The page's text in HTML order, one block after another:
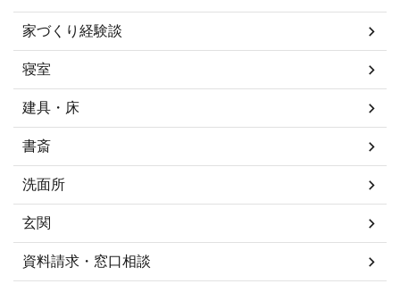
家づくり経験談
寝室
建具・床
書斎
洗面所
玄関
資料請求・窓口相談